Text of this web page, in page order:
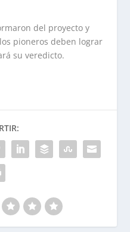
del proyecto y
pioneros deben lograr
su veredicto.